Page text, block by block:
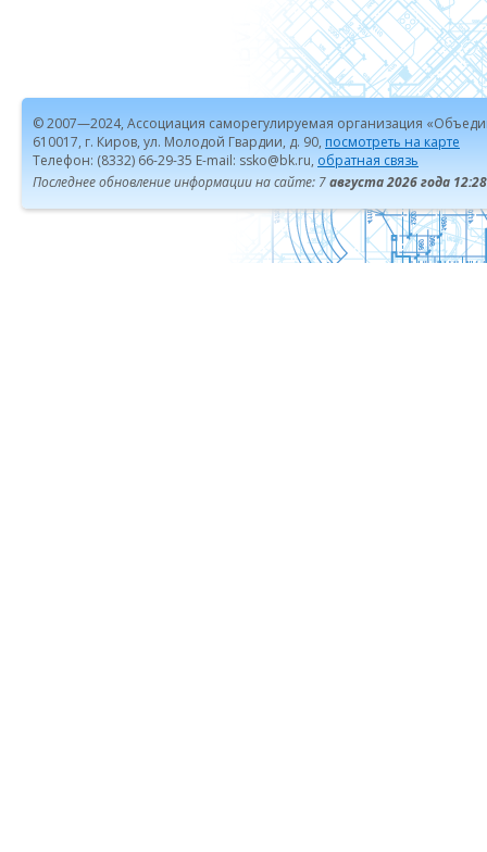
© 2007—2024, Ассоциация саморегулируемая организация
610017, г. Киров, ул. Молодой Гвардии, д. 90, посмотреть на карте
Телефон: (8332) 66-29-35 E-mail: ssko@bk.ru, обратная связь
Последнее обновление информации на сайте: 7августа 2026 года 12:28